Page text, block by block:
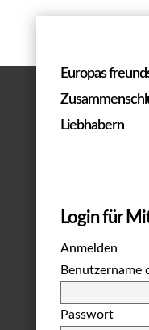
Europas
Liebhabern
Login für
Anmelden
Benutzername
Passwort